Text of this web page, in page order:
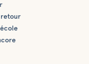
retour